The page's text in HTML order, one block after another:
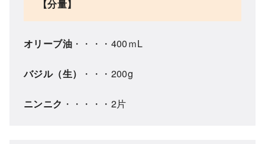
【分量】
オリーブ油 ・・・・400ｍL
バジル（生） ・・・200g
ニンニク ・・・・・2片